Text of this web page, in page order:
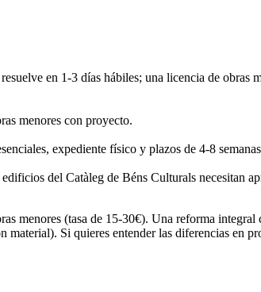
en 1-3 días hábiles; una licencia de obras
menores con proyecto.
expediente físico y plazos de 4-8
del Catàleg de Béns Culturals necesitan
menores (tasa de 15-30€). Una reforma
Si quieres entender las diferencias en